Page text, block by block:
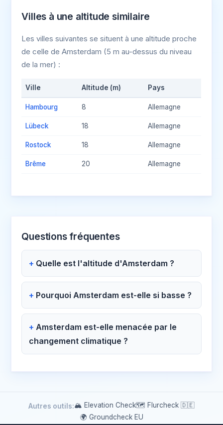
Villes à une altitude similaire
Les villes suivantes se situent à une altitude proche
de celle de Amsterdam (5 m au-dessus du niveau
de la mer) :
Ville Altitude (m) Pays
Hambourg 8 Allemagne
Lübeck 18 Allemagne
Rostock 18 Allemagne
Brême 20 Allemagne
Questions fréquentes
Quelle est l'altitude d'Amsterdam ?
Pourquoi Amsterdam est-elle si basse ?
Amsterdam est-elle menacée par le
changement climatique ?
Autres outils:🏔 Elevation Check🗺️ Flurcheck 🇩🇪
🌍 Groundcheck EU